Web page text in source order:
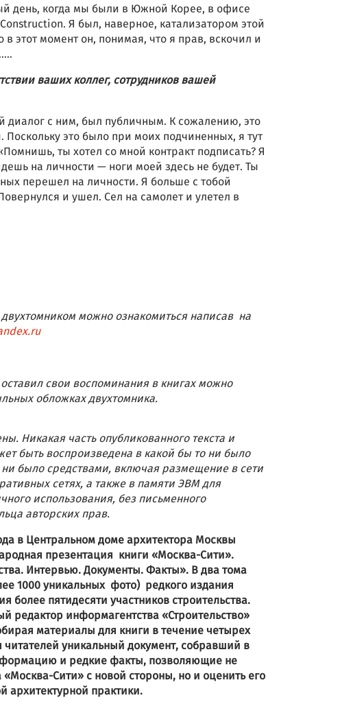
день, когда мы были в Южной Корее, в офисе
Я был, наверное, катализатором этой
в этот момент он, понимая, что я прав, вскочил и
ваших коллег, сотрудников вашей
диалог с ним, был публичным. К сожалению, это
это было при моих подчиненных, я тут
ты хотел со мной контракт подписать? Я
на личности — ноги моей здесь не будет. Ты
перешел на личности. Я больше с тобой
и ушел. Сел на самолет и улетел в
можно ознакомиться написав на
.ru
оставил свои воспоминания в книгах можно
обложках двухтомника.
Никакая часть опубликованного текста и
быть воспроизведена в какой бы то ни было
было средствами, включая размещение в сети
сетях, а также в памяти ЭВМ для
использования, без письменного
авторских прав.
в Центральном доме архитектора Москвы
презентация книги «Москва-Сити».
Интервью. Документы. Факты». В два тома
1000 уникальных фото) редкого издания
более пятидесяти участников строительства.
редактор информагентства «Строительство»
материалы для книги в течение четырех
читателей уникальный документ,собравший в
и редкие факты, позволяющие не
«Москва-Сити» с новой стороны, но и оценить его
архитектурной практики.